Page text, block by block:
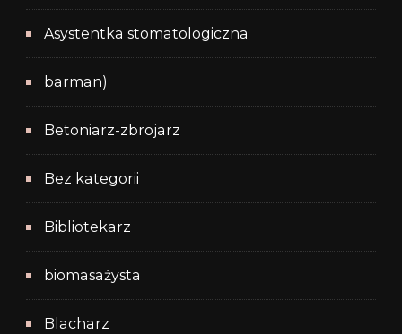
Asystentka stomatologiczna
barman)
Betoniarz-zbrojarz
Bez kategorii
Bibliotekarz
biomasażysta
Blacharz